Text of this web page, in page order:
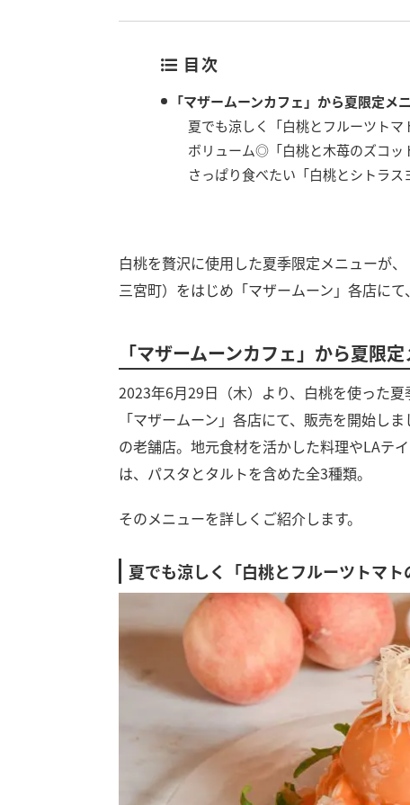
目次
「マザームーンカフェ」から夏限定メ
夏でも涼しく「白桃とフルーツトマ
ボリューム◎「白桃と木苺のズコッ
さっぱり食べたい「白桃とシトラス
白桃を贅沢に使用した夏季限定メニューが
三宮町）をはじめ「マザームーン」各店に
「マザームーンカフェ」から夏限
2023年6月29日（木）より、白桃を使った
「マザームーン」各店にて、販売を開始し
の老舗店。地元食材を活かした料理やLAテ
は、パスタとタルトを含めた全3種類。
そのメニューを詳しくご紹介します。
夏でも涼しく「白桃とフルーツトマト